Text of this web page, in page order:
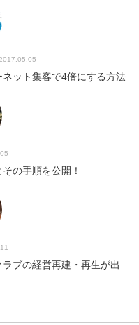
ット集客で4倍にする方法
の手順を公開！
ブの経営再建・再生が出